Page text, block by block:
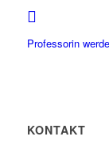
Professorin
KONTAKT